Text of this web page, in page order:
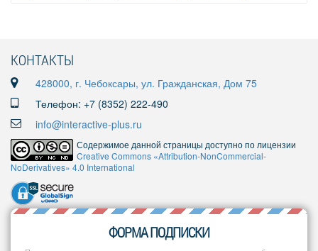
КОНТАКТЫ
428000, г. Чебоксары, ул. Гражданская, Дом 75
Телефон: +7 (8352) 222-490
info@interactive-plus.ru
Содержимое данной страницы доступно по лицензии
Creative Commons «Attribution-NonCommercial-
NoDerivatives» 4.0 International
ФОРМА ПОДПИСКИ